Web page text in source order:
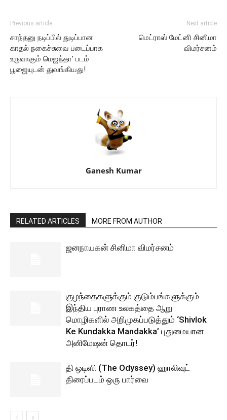
Previous article
சாந்தனு நடிப்பில் துடிப்பான
காதல் நகைச்சுவை படைப்பாக
உருவாகும் மெஜந்தா’ படம்
பூஜையுடன் துவங்கியது!
Next article
மெட்ராஸ் மேட்னி சினிமா
விமர்சனம்
Ganesh Kumar
RELATED ARTICLES MORE FROM AUTHOR
ஜனநாயகன் சினிமா விமர்சனம்
குழந்தைகளுக்கும் குடும்பங்களுக்கும்
இந்திய புராண உலகத்தை ஆறு
மொழிகளில் அறிமுகப்படுத்தும் ‘Shivlok
Ke Kundakka Mandakka’ புதுமையான
அனிமேஷன் தொடர்!
தி ஒடிஸி (The Odyssey) ஹாலிவுட்
திரைப்படம் ஒரு பார்வை